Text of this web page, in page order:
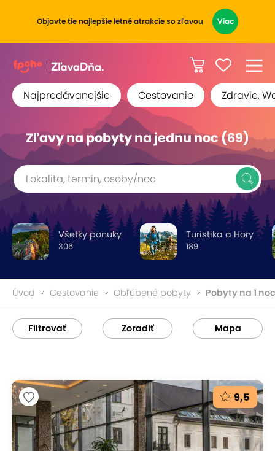
Objavte tie najlepšie letné atrakcie so zľavou Viac
Najpredávanejšie Cestovanie Zdravie,
Zľavy na pobyty na jednu noc (69)
Lokalita, termín, osoby/noc
306
Všetky ponuky
189
Turistika a Hory
Úvod Cestovanie Obľúbené pobyty Pobyty na 1 noc
Filtrovať Zoradiť Mapa
9,5